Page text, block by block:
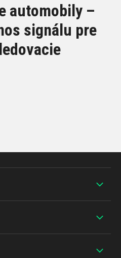
automobily –
signálu pre